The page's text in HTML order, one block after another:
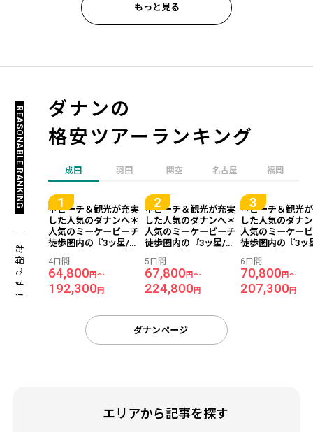
もっと見る
ダナンの
格安ツアーランキング
REASONABLE RANKING
お得です！
成田 羽田 関空 名古屋 福岡
＊ビーチ＆観光が充実
した人気のダナンへ＊
人気のミーケービーチ
徒歩圏内の『3ッ星/ア
ン』宿泊 ダナン 4日間
【成田発/ベトジェット
利用】●受託手荷物
4日間
64,800円～
192,300円
＊ビーチ＆観光が充実
した人気のダナンへ＊
人気のミーケービーチ
徒歩圏内の『3ッ星/ア
ン』宿泊 ダナン 5日間
【成田発/ベトジェット
利用】●受託手荷物
5日間
67,800 円～
224,800 円
＊ビーチ＆観光
した人気のダナ
人気のミーケー
徒歩圏内の『3ッ
ン』宿泊 ダナン
【成田発/ベトジ
利用】●受託手荷
6日間
70,800円～
207,300円
ダナンページ
エリアから記事を探す